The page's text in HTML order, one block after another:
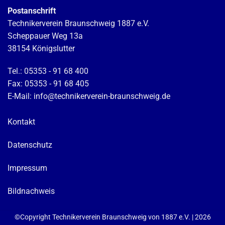
Postanschrift
Technikerverein Braunschweig 1887 e.V.
Scheppauer Weg 13a
38154 Königslutter
Tel.: 05353 - 91 68 400
Fax: 05353 - 91 68 405
E-Mail: info@technikerverein-braunschweig.de
Kontakt
Datenschutz
Impressum
Bildnachweis
©Copyright Technikerverein Braunschweig von 1887 e.V. | 2026